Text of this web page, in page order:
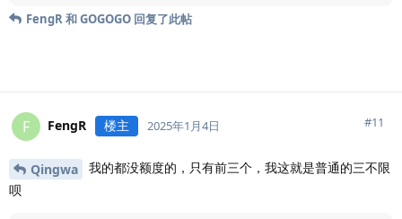
FengR和GOGOGO 回复了此帖
F FengR 楼主 2025年1月4日 #11
Qingwa
我的都没额度的，只有前三个，我这就是普通的三不限
呗